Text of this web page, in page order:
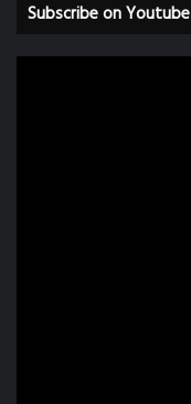
Subscribe on Youtube